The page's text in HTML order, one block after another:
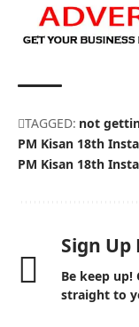
TAGGED: not
PM Kisan 18th
PM Kisan 18th
Sign
Be keep
straight to